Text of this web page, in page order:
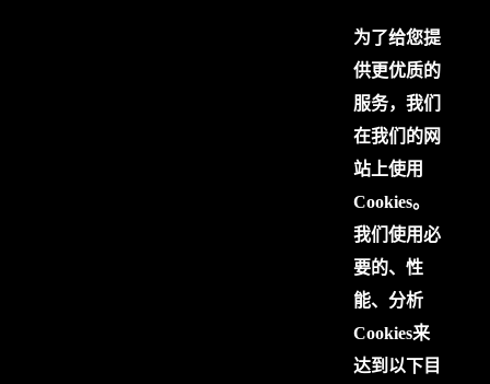
为了给您提
供更优质的
服务，我们
在我们的网
站上使用
Cookies。
我们使用必
要的、性
能、分析
Cookies来
达到以下目